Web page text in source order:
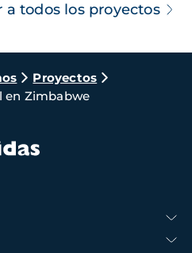
a todos los proyectos
Proyectos
en Zimbabwe